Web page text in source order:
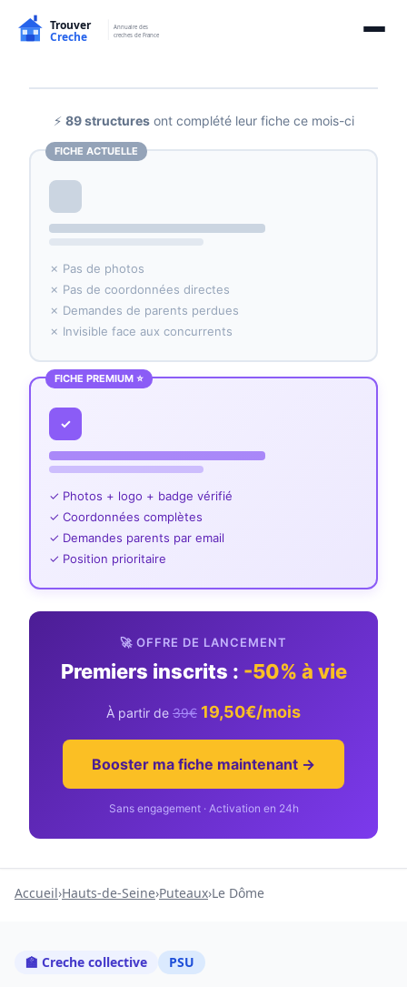
⚡ 89 structuresont complété leur fiche ce mois-ci
FICHE ACTUELLE
✗ Pas de photos
✗ Pas de coordonnées directes
✗ Demandes de parents perdues
✗ Invisible face aux concurrents
FICHE PREMIUM ⭐
✓
✓ Photos + logo + badge vérifié
✓ Coordonnées complètes
✓ Demandes parents par email
✓ Position prioritaire
🚀 OFFRE DE LANCEMENT
Premiers inscrits : -50% à vie
À partir de 39€ 19,50€/mois
Booster ma fiche maintenant →
Sans engagement · Activation en 24h
Accueil›Hauts-de-Seine›Puteaux›Le Dôme
🏫 Creche collective PSU